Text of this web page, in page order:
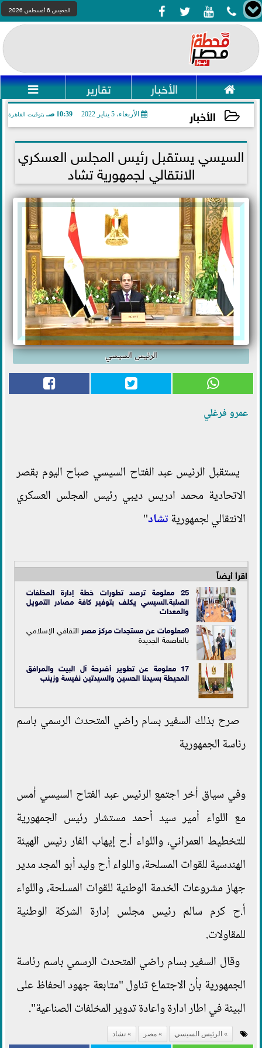
    الخميس 6 أغسطس 2026
 الأخبار تقارير 
الأخبار الأربعاء، 5 يناير 2022 10:39 صـ بتوقيت القاهرة
2022-01-05 10:39:15
السيسي يستقبل رئيس المجلس العسكري
الانتقالي لجمهورية تشاد
الرئيس السيسي
عمرو فرغلي
يستقبل الرئيس عبد الفتاح السيسي صباح اليوم بقصر
الاتحادية محمد ادريس ديبي رئيس المجلس العسكري
الانتقالي لجمهوريةتشاد"
اقرأ أيضاً
25 معلومة ترصد تطورات خطة إدارة المخلفات
الصلبة.السيسي يكلف بتوفير كافة مصادر التمويل
والمعدات
9معلومات عن مستجدات مركز
مصر الثقافي الإسلامي
بالعاصمة الجديدة
17 معلومة عن تطوير أضرحة آل البيت والمرافق
المحيطة بسيدنا الحسين والسيدتين نفيسة وزينب
صرح بذلك السفير بسام راضي المتحدث الرسمي باسم
رئاسة الجمهورية
وفي سياق أخر اجتمع الرئيس عبد الفتاح السيسي أمس
مع اللواء أمير سيد أحمد مستشار رئيس الجمهورية
للتخطيط العمراني، واللواء أ.ح إيهاب الفار رئيس الهيئة
الهندسية للقوات المسلحة، واللواء أ.ح وليد أبو المجد مدير
جهاز مشروعات الخدمة الوطنية للقوات المسلحة، واللواء
أ.ح كرم سالم رئيس مجلس إدارة الشركة الوطنية
للمقاولات.
وقال السفير بسام راضي المتحدث الرسمي باسم رئاسة
الجمهورية بأن الاجتماع تناول "متابعة جهود الحفاظ على
البيئة في اطار ادارة واعادة تدوير المخلفات الصناعية".
الرئيس السيسي مصر تشاد